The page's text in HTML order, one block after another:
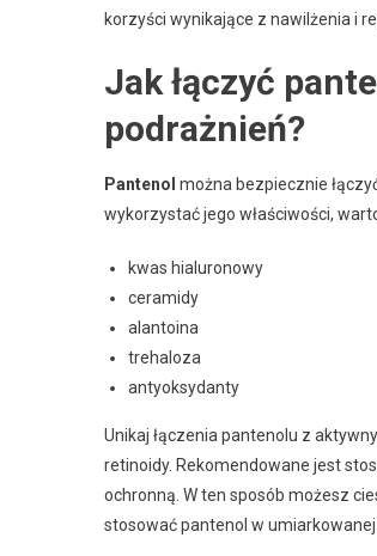
korzyści wynikające z nawilżenia i
Jak łączyć
podrażnień?
Pantenol można bezpiecznie
wykorzystać jego właściwości,
kwas hialuronowy
ceramidy
alantoina
trehaloza
antyoksydanty
Unikaj łączenia pantenolu z
retinoidy. Rekomendowane jest
ochronną. W ten sposób możesz
stosować pantenol w